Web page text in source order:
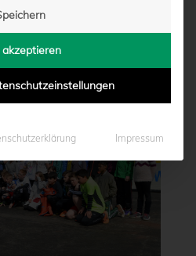
01.06.2022 - 14:11
Impressum